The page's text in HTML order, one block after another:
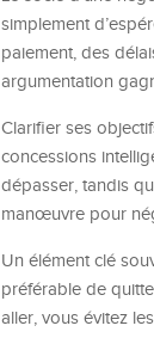
simplement
paiement, des
argumentation
Clarifier ses
concessions
dépasser, tandis
manœuvre pour
Un élément clé
préférable de
aller, vous évitez